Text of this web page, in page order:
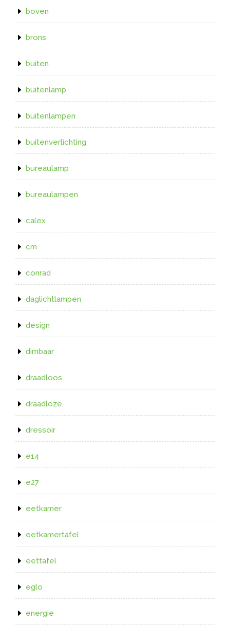
boven
brons
buiten
buitenlamp
buitenlampen
buitenverlichting
bureaulamp
bureaulampen
calex
cm
conrad
daglichtlampen
design
dimbaar
draadloos
draadloze
dressoir
e14
e27
eetkamer
eetkamertafel
eettafel
eglo
energie